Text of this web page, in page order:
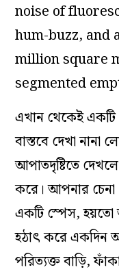
noise of
hum-buzz,
million square
segmented
এখান থেকেই একটি
বাস্তবে দেখা
আপাতদৃষ্টিতে
করে। আপনার চেনা
একটি স্পেস,
হঠাৎ করে একদিন
পরিত্যক্ত বাড়ি,